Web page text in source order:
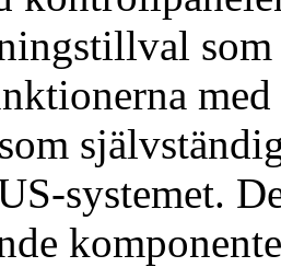
som
systemet.